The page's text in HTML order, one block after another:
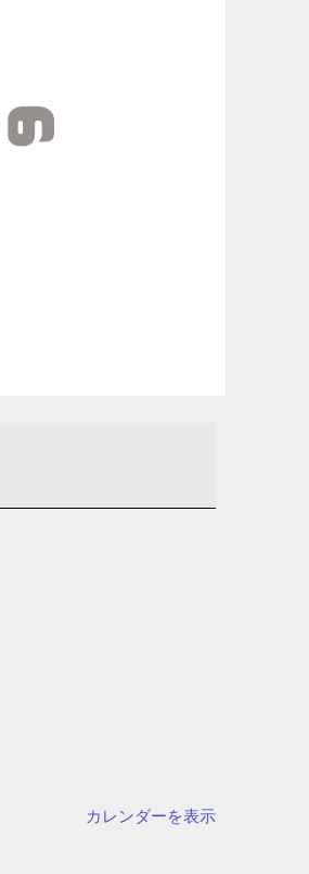
カレンダーを表示